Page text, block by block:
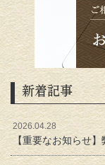
新着記事
2026.04.28
【重要なお知らせ